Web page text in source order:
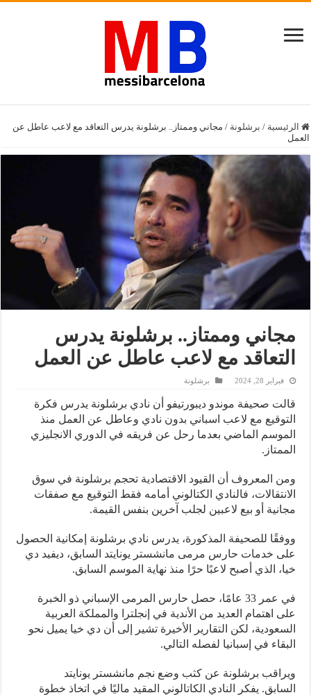
الرئيسية / برشلونة / مجاني وممتاز.. برشلونة يدرس التعاقد مع لاعب عاطل عن
العمل
مجاني وممتاز.. برشلونة يدرس
التعاقد مع لاعب عاطل عن العمل
فبراير 28, 2024 برشلونة
قالت صحيفة موندو ديبورتيفو أن نادي برشلونة يدرس فكرة
التوقيع مع لاعب اسباني بدون نادي وعاطل عن العمل منذ
الموسم الماضي بعدما رحل عن فريقه في الدوري الانجليزي
الممتاز.
ومن المعروف أن القيود الاقتصادية تحجم برشلونة في سوق
الانتقالات، فالنادي الكتالوني أمامه فقط التوقيع مع صفقات
مجانية أو بيع لاعبين لجلب آخرين بنفس القيمة.
ووفقًا للصحيفة المذكورة، يدرس نادي برشلونة إمكانية الحصول
على خدمات حارس مرمى مانشستر يونايتد السابق، ديفيد دي
خيا، الذي أصبح لاعبًا حرًا منذ نهاية الموسم السابق.
في عمر 33 عامًا، حصل حارس المرمى الإسباني ذو الخبرة
على اهتمام العديد من الأندية في إنجلترا والمملكة العربية
السعودية، لكن التقارير الأخيرة تشير إلى أن دي خيا يميل نحو
البقاء في إسبانيا لفصله التالي.
ويراقب برشلونة عن كثب وضع نجم مانشستر يونايتد
السابق. يفكر النادي الكاتالوني المقيد ماليًا في اتخاذ خطوة